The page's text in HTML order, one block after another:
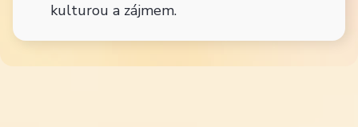
kulturou a zájmem.